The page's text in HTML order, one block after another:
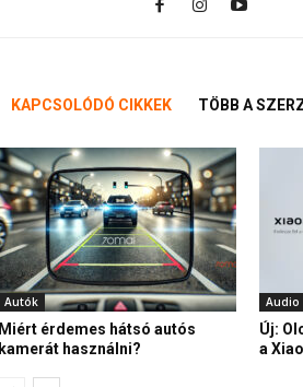
KAPCSOLÓDÓ CIKKEK TÖBB A
Autók
Miért érdemes hátsó autós
kamerát használni?
Audio
Új:
a